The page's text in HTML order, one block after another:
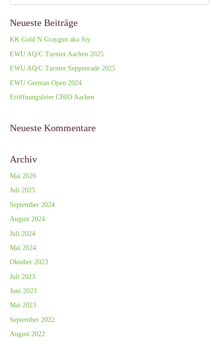
Neueste Beiträge
KK Gold N Graygun aka Joy
EWU AQ/C Turnier Aachen 2025
EWU AQ/C Turnier Seppenrade 2025
EWU German Open 2024
Eröffnungsfeier CHIO Aachen
Neueste Kommentare
Archiv
Mai 2026
Juli 2025
September 2024
August 2024
Juli 2024
Mai 2024
Oktober 2023
Juli 2023
Juni 2023
Mai 2023
September 2022
August 2022